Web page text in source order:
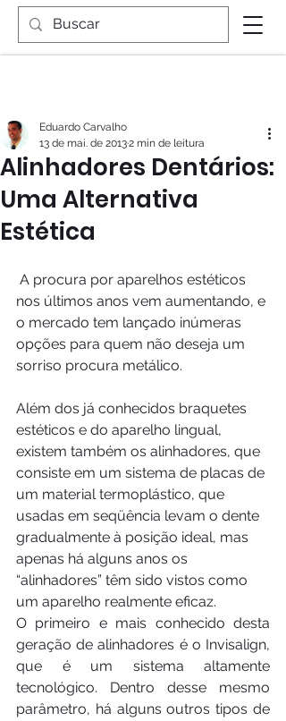
Alinhadores Dentários:
Uma Alternativa
Estética
Eduardo Carvalho
13 de mai. de 20132 min de leitura
nos últimos anos vem aumentando, e
o mercado tem lançado inúmeras
opções para quem não deseja um
sorriso procura metálico.
Além dos já conhecidos braquetes
estéticos e do aparelho lingual,
existem também os alinhadores, que
consiste em um sistema de placas de
um material termoplástico, que
usadas em seqüência levam o dente
gradualmente à posição ideal, mas
apenas há alguns anos os
“alinhadores” têm sido vistos como
um aparelho realmente eficaz.
O primeiro e mais conhecido desta
geração de alinhadores é o Invisalign,
que é um sistema altamente
tecnológico. Dentro desse mesmo
parâmetro, há alguns outros tipos de